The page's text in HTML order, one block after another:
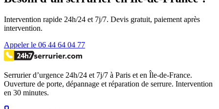
Intervention rapide 24h/24 et 7j/7. Devis gratuit, paiement après
intervention.
Appeler le 06 44 64 04 77
Serrurier d’urgence 24h/24 et 7j/7 à Paris et en Île-de-France.
Ouverture de porte, dépannage et réparation de serrure. Intervention
en 30 minutes.